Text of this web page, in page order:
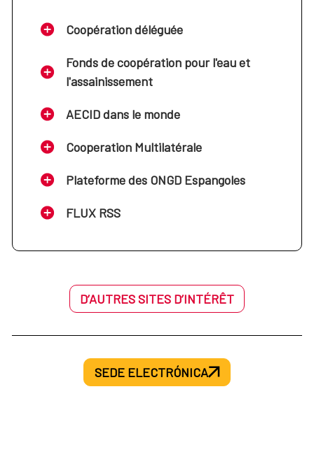
Coopération déléguée
Fonds de coopération pour l'eau et
l'assainissement
AECID dans le monde
Cooperation Multilatérale
Plateforme des ONGD Espangoles
FLUX RSS
D’AUTRES SITES D’INTÉRÊT
SEDE ELECTRÓNICA